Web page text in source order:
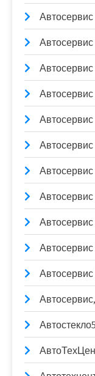
Автосервис
Автосервис
Автосервис
Автосервис
Автосервис
Автосервис
Автосервис
Автосервис
Автосервис